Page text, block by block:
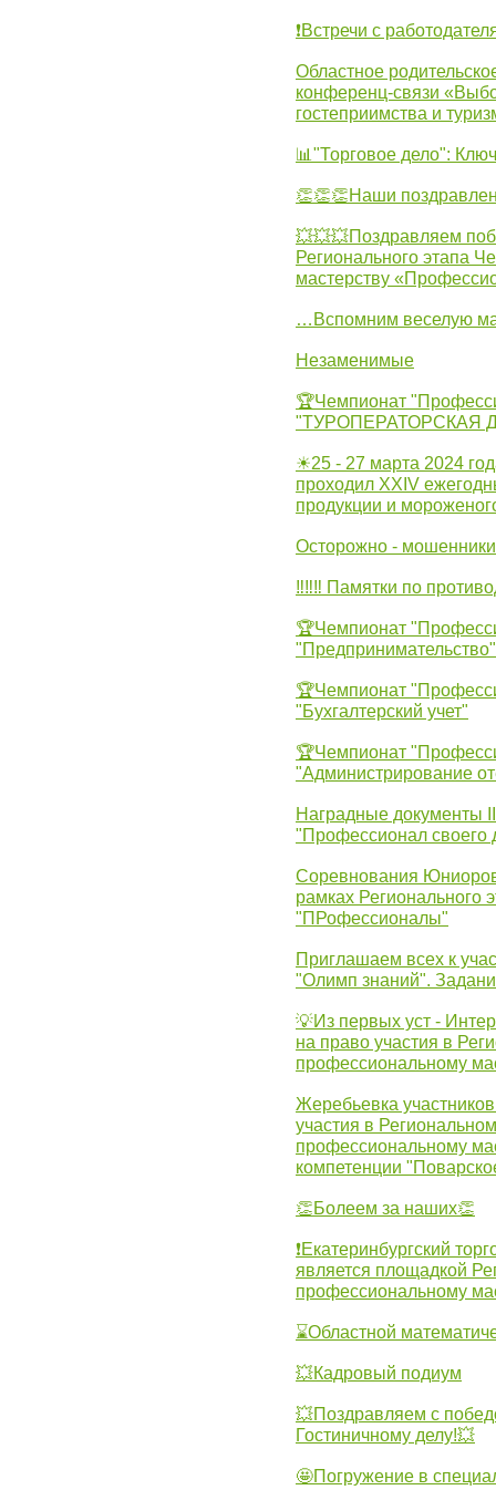
❗Встречи с
Областное
конференц-связи
гостеприимства и
📊"Торговое дело":
👏👏👏Наши
💥💥💥Поздравляем
Регионального этапа
мастерству
…Вспомним веселую
Незаменимые
🏆Чемпионат
"ТУРОПЕРАТОРСКАЯ
☀25 - 27 марта 2024
проходил XXIV
продукции и
Осторожно -
‼‼‼ Памятки по
🏆Чемпионат
"Предпринимательство"
🏆Чемпионат
"Бухгалтерский учет"
🏆Чемпионат
"Администрирование
Наградные документы
"Профессионал своего
Соревнования
рамках Регионального
"ПРофессионалы"
Приглашаем всех к
"Олимп знаний".
💡Из первых уст -
на право участия в
профессиональному
Жеребьевка
участия в
профессиональному
компетенции
👏Болеем за наших👏
❗Екатеринбургский
является площадкой
профессиональному
⌛Областной
💥Кадровый подиум
💥Поздравляем с
Гостиничному делу!💥
🤩Погружение в